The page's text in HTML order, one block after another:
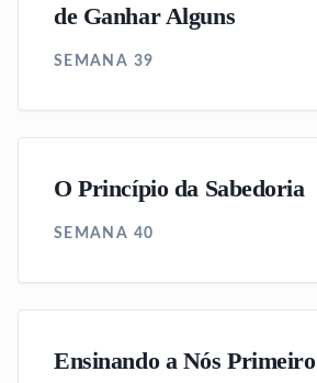
de Ganhar Alguns
SEMANA 39
O Princípio da Sabedoria
SEMANA 40
Ensinando a Nós Primeiro